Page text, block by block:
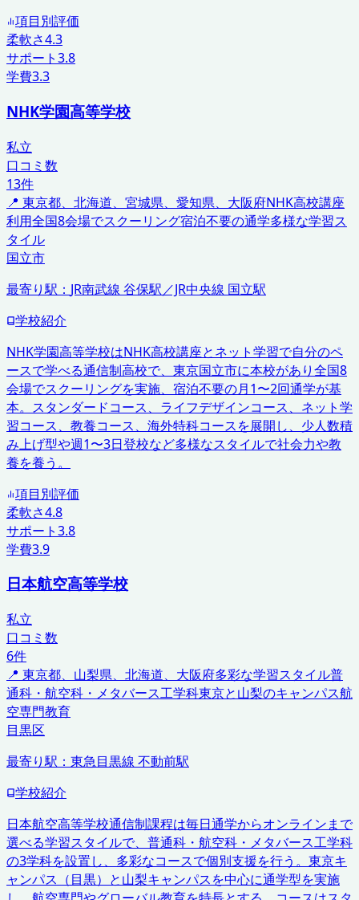
項目別評価
柔軟さ4.3
サポート3.8
学費3.3
NHK学園高等学校
私立
口コミ数
13件
📍 東京都、北海道、宮城県、愛知県、大阪府NHK高校講座
利用全国8会場でスクーリング宿泊不要の通学多様な学習ス
タイル
国立市
最寄り駅： JR南武線 谷保駅／JR中央線 国立駅
学校紹介
NHK学園高等学校はNHK高校講座とネット学習で自分のペ
ースで学べる通信制高校で、東京国立市に本校があり全国8
会場でスクーリングを実施、宿泊不要の月1〜2回通学が基
本。スタンダードコース、ライフデザインコース、ネット学
習コース、教養コース、海外特科コースを展開し、少人数積
み上げ型や週1〜3日登校など多様なスタイルで社会力や教
養を養う。
項目別評価
柔軟さ4.8
サポート3.8
学費3.9
日本航空高等学校
私立
口コミ数
6件
📍 東京都、山梨県、北海道、大阪府多彩な学習スタイル普
通科・航空科・メタバース工学科東京と山梨のキャンパス航
空専門教育
目黒区
最寄り駅： 東急目黒線 不動前駅
学校紹介
日本航空高等学校通信制課程は毎日通学からオンラインまで
選べる学習スタイルで、普通科・航空科・メタバース工学科
の3学科を設置し、多彩なコースで個別支援を行う。東京キ
ャンパス（目黒）と山梨キャンパスを中心に通学型を実施